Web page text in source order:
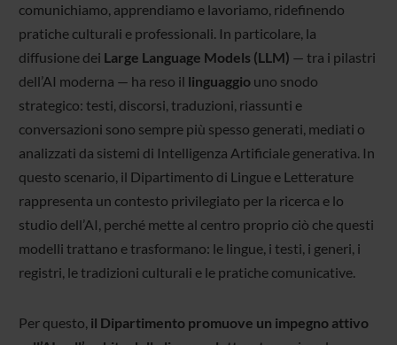
comunichiamo, apprendiamo e lavoriamo, ridefinendo
pratiche culturali e professionali. In particolare, la
diffusione dei Large Language Models (LLM) — tra i pilastri
dell’AI moderna — ha reso il linguaggio uno snodo
strategico: testi, discorsi, traduzioni, riassunti e
conversazioni sono sempre più spesso generati, mediati o
analizzati da sistemi di Intelligenza Artificiale generativa. In
questo scenario, il Dipartimento di Lingue e Letterature
rappresenta un contesto privilegiato per la ricerca e lo
studio dell’AI, perché mette al centro proprio ciò che questi
modelli trattano e trasformano: le lingue, i testi, i generi, i
registri, le tradizioni culturali e le pratiche comunicative.
Per questo, il Dipartimento promuove un impegno attivo